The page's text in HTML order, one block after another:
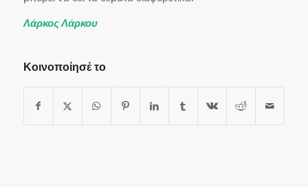
Λάρκος Λάρκου
Κοινοποίησέ το